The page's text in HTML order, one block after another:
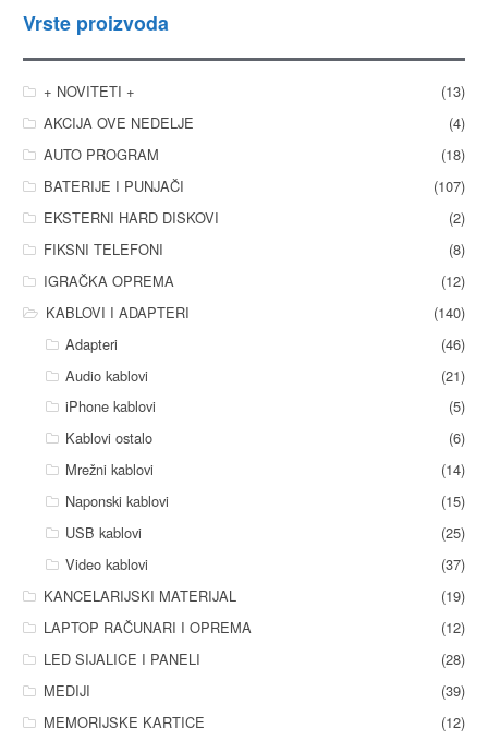
Vrste proizvoda
+ NOVITETI +
(13)
AKCIJA OVE NEDELJE
(4)
AUTO PROGRAM
(18)
BATERIJE I PUNJAČI
(107)
EKSTERNI HARD DISKOVI
(2)
FIKSNI TELEFONI
(8)
IGRAČKA OPREMA
(12)
KABLOVI I ADAPTERI
(140)
Adapteri
(46)
Audio kablovi
(21)
iPhone kablovi
(5)
Kablovi ostalo
(6)
Mrežni kablovi
(14)
Naponski kablovi
(15)
USB kablovi
(25)
Video kablovi
(37)
KANCELARIJSKI MATERIJAL
(19)
LAPTOP RAČUNARI I OPREMA
(12)
LED SIJALICE I PANELI
(28)
MEDIJI
(39)
MEMORIJSKE KARTICE
(12)